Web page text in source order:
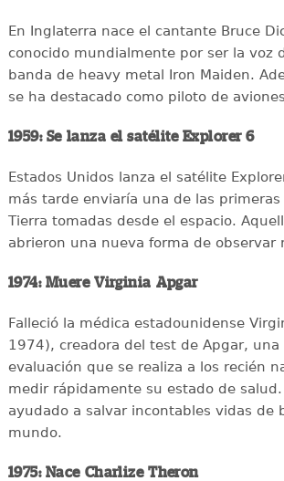
En Inglaterra nace el cantante Bruce
conocido mundialmente por ser la voz
banda de heavy metal Iron Maiden.
se ha destacado como piloto de
1959: Se lanza el satélite Explorer 6
Estados Unidos lanza el satélite
más tarde enviaría una de las
Tierra tomadas desde el espacio.
abrieron una nueva forma de observar
1974: Muere Virginia Apgar
Falleció la médica estadounidense
1974), creadora del test de Apgar, una
evaluación que se realiza a los recién
medir rápidamente su estado de
ayudado a salvar incontables vidas de
mundo.
1975: Nace Charlize Theron